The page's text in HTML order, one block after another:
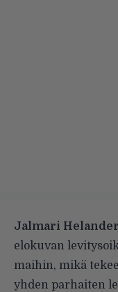
Jalmari
elokuvan
maihin, mikä
yhden parhaiten